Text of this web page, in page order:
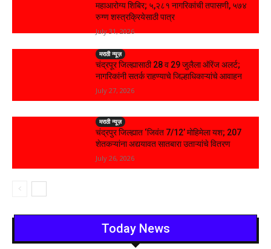
महाआरोग्य शिबिर; ५,२८१ नागरिकांची तपासणी, ५७४
रुग्ण शस्त्रक्रियेसाठी पात्र
July 31, 2026
मराठी न्यूज़
चंद्रपूर जिल्ह्यासाठी 28 व 29 जुलैला ऑरेंज अलर्ट;
नागरिकांनी सतर्क राहण्याचे जिल्हाधिकाऱ्यांचे आवाहन
July 27, 2026
मराठी न्यूज़
चंद्रपुर जिल्ह्यात ‘जिवंत 7/12’ मोहिमेला यश; 207
शेतकऱ्यांना अद्ययावत सातबारा उताऱ्यांचे वितरण
July 26, 2026
Today News